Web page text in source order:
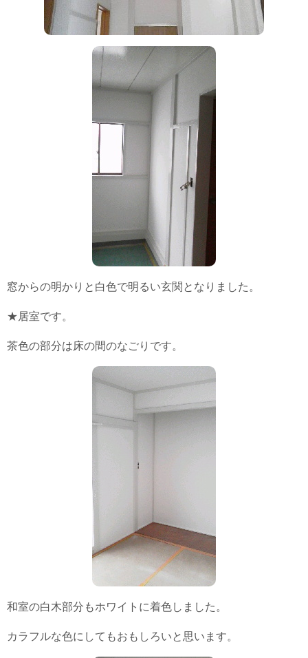
施工事例
0120-046-898
月曜日から金曜日(祝祭日を除く) 10時～12時/13時～17時
お問い合わせ
資料請求
窓からの明かりと白色で明るい玄関となりました。
★居室です。
茶色の部分は床の間のなごりです。
和室の白木部分もホワイトに着色しました。
カラフルな色にしてもおもしろいと思います。